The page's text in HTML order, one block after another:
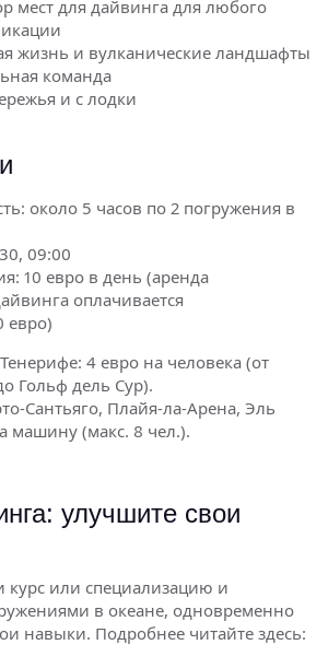
мест для дайвинга для любого
жизнь и вулканические ландшафты
команда
и с лодки
около 5 часов по 2 погружения в
09:00
10 евро в день (аренда
оплачивается
евро)
4 евро на человека (от
Гольф дель Сур).
Сантьяго, Плайя-ла-Арена, Эль
машину (макс. 8 чел.).
улучшите свои
курс или специализацию и
в океане, одновременно
навыки. Подробнее читайте здесь: